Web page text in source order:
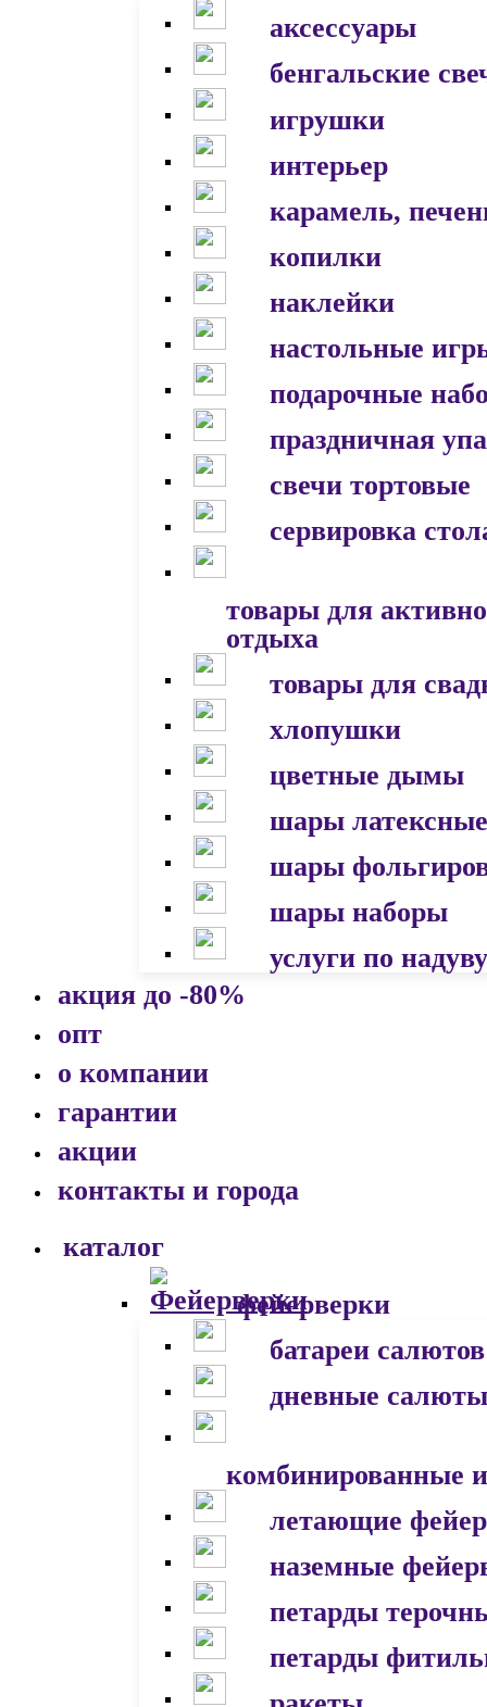
аксессуары
бенгальские
игрушки
интерьер
карамель,
копилки
наклейки
настольные
подарочные
праздничная
свечи тортовые
сервировка
товары для
отдыха
товары для
хлопушки
цветные дымы
шары латексные
шары
шары наборы
услуги по надуву
акция до -80%
опт
о компании
гарантии
акции
контакты и города
каталог
фейерверки
батареи салютов
дневные салюты
комбинированные
летающие
наземные
петарды
петарды